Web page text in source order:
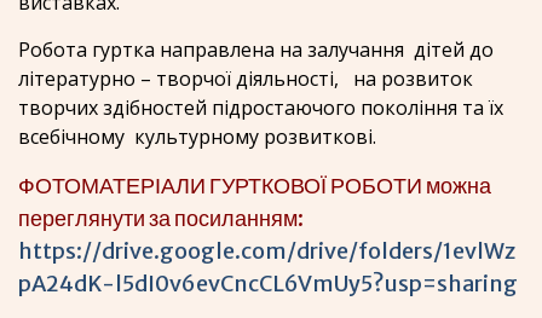
Робота гуртка направлена на залучання дітей до
літературно – творчої діяльності, на розвиток
творчих здібностей підростаючого покоління та їх
всебічному культурному розвиткові.
ФОТОМАТЕРІАЛИ ГУРТКОВОЇ РОБОТИ можна
переглянути за посиланням:
https://drive.google.com/drive/folders/1evlWz
pA24dK-l5dI0v6evCncCL6VmUy5?usp=sharing